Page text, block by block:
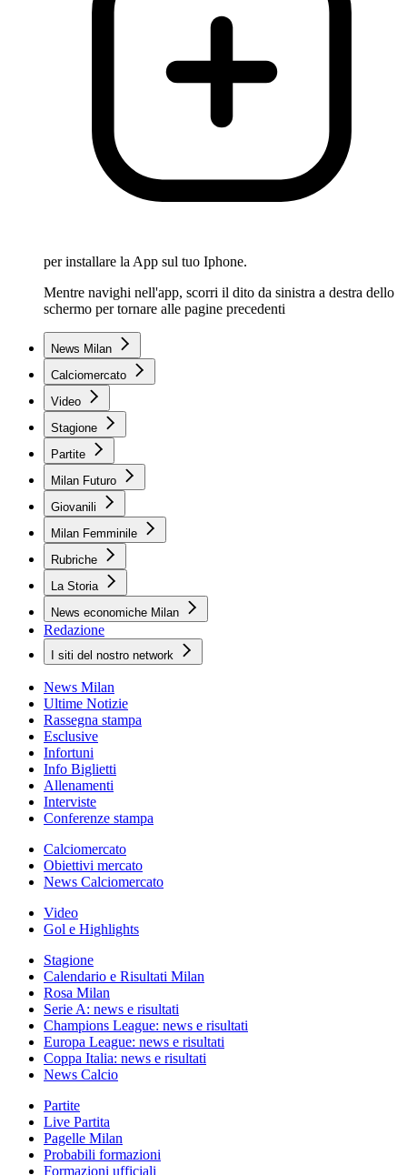
per installare la App sul tuo Iphone.
Mentre navighi nell'app, scorri il dito da sinistra a destra dello
schermo per tornare alle pagine precedenti
News Milan
Calciomercato
Video
Stagione
Partite
Milan Futuro
Giovanili
Milan Femminile
Rubriche
La Storia
News economiche Milan
Redazione
I siti del nostro network
News Milan
Ultime Notizie
Rassegna stampa
Esclusive
Infortuni
Info Biglietti
Allenamenti
Interviste
Conferenze stampa
Calciomercato
Obiettivi mercato
News Calciomercato
Video
Gol e Highlights
Stagione
Calendario e Risultati Milan
Rosa Milan
Serie A: news e risultati
Champions League: news e risultati
Europa League: news e risultati
Coppa Italia: news e risultati
News Calcio
Partite
Live Partita
Pagelle Milan
Probabili formazioni
Formazioni ufficiali